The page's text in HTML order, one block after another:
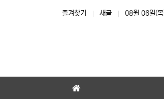
즐겨찾기 새글 08월 06일(